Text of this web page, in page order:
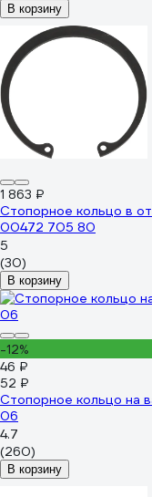
В корзину
1 863 ₽
Стопорное кольцо в
00472 705 80
5
(30)
В корзину
-12%
46 ₽
52 ₽
Стопорное кольцо на
06
4.7
(260)
В корзину